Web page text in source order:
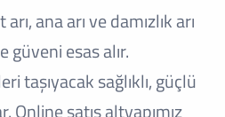
ana arı ve damızlık arı
esas alır.
taşıyacak sağlıklı, güçlü
Online satış altyapımız